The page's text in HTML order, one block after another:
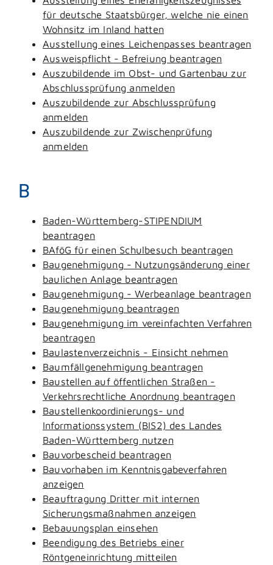
für deutsche Staatsbürger, welche nie einen
Wohnsitz im Inland hatten
Ausstellung eines Leichenpasses beantragen
Ausweispflicht - Befreiung beantragen
Auszubildende im Obst- und Gartenbau zur
Abschlussprüfung anmelden
Auszubildende zur Abschlussprüfung
anmelden
Auszubildende zur Zwischenprüfung
anmelden
B
Baden-Württemberg-STIPENDIUM
beantragen
BAföG für einen Schulbesuch beantragen
Baugenehmigung - Nutzungsänderung einer
baulichen Anlage beantragen
Baugenehmigung - Werbeanlage beantragen
Baugenehmigung beantragen
Baugenehmigung im vereinfachten Verfahren
beantragen
Baulastenverzeichnis - Einsicht nehmen
Baumfällgenehmigung beantragen
Baustellen auf öffentlichen Straßen -
Verkehrsrechtliche Anordnung beantragen
Baustellenkoordinierungs- und
Informationssystem (BIS2) des Landes
Baden-Württemberg nutzen
Bauvorbescheid beantragen
Bauvorhaben im Kenntnisgabeverfahren
anzeigen
Beauftragung Dritter mit internen
Sicherungsmaßnahmen anzeigen
Bebauungsplan einsehen
Beendigung des Betriebs einer
Röntgeneinrichtung mitteilen